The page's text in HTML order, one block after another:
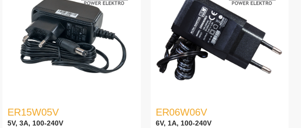
ER15W05V
5V, 3A, 100-240V
ER06W06V
6V, 1A, 100-240V